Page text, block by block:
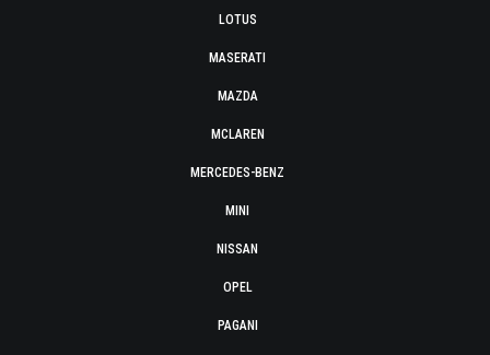
LOTUS
MASERATI
MAZDA
MCLAREN
MERCEDES-BENZ
MINI
NISSAN
OPEL
PAGANI